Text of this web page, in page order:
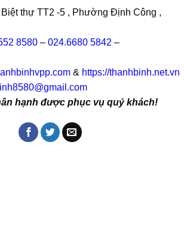
thự TT2 -5 , Phường Định Công ,
8580 – 024.6680 5842 –
& https://thanhbinh.net.vn
hạnh được phục vụ quý khách!